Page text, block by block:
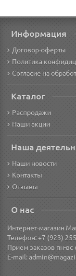
Информация
Договор-оферты
Политика
Согласие на
Каталог
Распродажи
Наши акции
Наша
Наши новости
Контакты
Отзывы
О нас
Интернет-магазин
Телефон: +7 (923)
Прием заказов пн-вс
E-mail: